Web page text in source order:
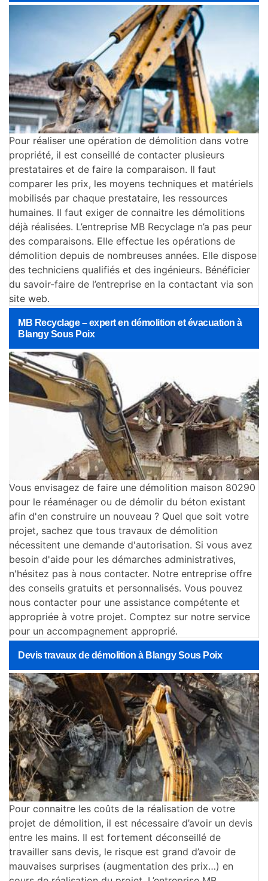
Pour réaliser une opération de démolition dans votre
propriété, il est conseillé de contacter plusieurs
prestataires et de faire la comparaison. Il faut
comparer les prix, les moyens techniques et matériels
mobilisés par chaque prestataire, les ressources
humaines. Il faut exiger de connaitre les démolitions
déjà réalisées. L’entreprise MB Recyclage n’a pas peur
des comparaisons. Elle effectue les opérations de
démolition depuis de nombreuses années. Elle dispose
des techniciens qualifiés et des ingénieurs. Bénéficier
du savoir-faire de l’entreprise en la contactant via son
site web.
MB Recyclage – expert en démolition et évacuation à
Blangy Sous Poix
Vous envisagez de faire une démolition maison 80290
pour le réaménager ou de démolir du béton existant
afin d'en construire un nouveau ? Quel que soit votre
projet, sachez que tous travaux de démolition
nécessitent une demande d'autorisation. Si vous avez
besoin d'aide pour les démarches administratives,
n'hésitez pas à nous contacter. Notre entreprise offre
des conseils gratuits et personnalisés. Vous pouvez
nous contacter pour une assistance compétente et
appropriée à votre projet. Comptez sur notre service
pour un accompagnement approprié.
Devis travaux de démolition à Blangy Sous Poix
Pour connaitre les coûts de la réalisation de votre
projet de démolition, il est nécessaire d’avoir un devis
entre les mains. Il est fortement déconseillé de
travailler sans devis, le risque est grand d’avoir de
mauvaises surprises (augmentation des prix…) en